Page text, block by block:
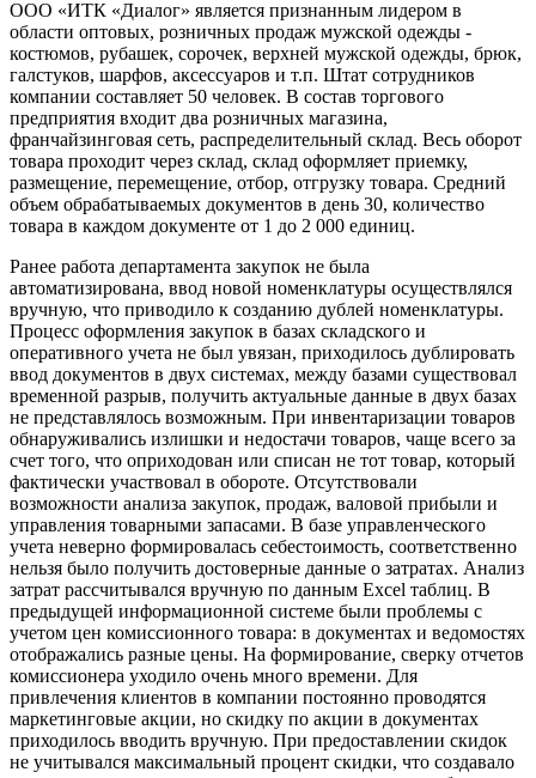
ООО «ИТК «Диалог» является признанным лидером в
области оптовых, розничных продаж мужской одежды -
костюмов, рубашек, сорочек, верхней мужской одежды, брюк,
галстуков, шарфов, аксессуаров и т.п. Штат сотрудников
компании составляет 50 человек. В состав торгового
предприятия входит два розничных магазина,
франчайзинговая сеть, распределительный склад. Весь оборот
товара проходит через склад, склад оформляет приемку,
размещение, перемещение, отбор, отгрузку товара. Средний
объем обрабатываемых документов в день 30, количество
товара в каждом документе от 1 до 2 000 единиц.
Ранее работа департамента закупок не была
автоматизирована, ввод новой номенклатуры осуществлялся
вручную, что приводило к созданию дублей номенклатуры.
Процесс оформления закупок в базах складского и
оперативного учета не был увязан, приходилось дублировать
ввод документов в двух системах, между базами существовал
временной разрыв, получить актуальные данные в двух базах
не представлялось возможным. При инвентаризации товаров
обнаруживались излишки и недостачи товаров, чаще всего за
счет того, что оприходован или списан не тот товар, который
фактически участвовал в обороте. Отсутствовали
возможности анализа закупок, продаж, валовой прибыли и
управления товарными запасами. В базе управленческого
учета неверно формировалась себестоимость, соответственно
нельзя было получить достоверные данные о затратах. Анализ
затрат рассчитывался вручную по данным Excel таблиц. В
предыдущей информационной системе были проблемы с
учетом цен комиссионного товара: в документах и ведомостях
отображались разные цены. На формирование, сверку отчетов
комиссионера уходило очень много времени. Для
привлечения клиентов в компании постоянно проводятся
маркетинговые акции, но скидку по акции в документах
приходилось вводить вручную. При предоставлении скидок
не учитывался максимальный процент скидки, что создавало